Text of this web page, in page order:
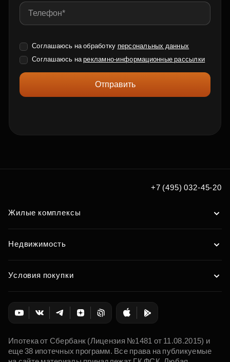
Соглашаюсь на обработку персональных данных
Соглашаюсь нарекламно-информационные рассылки
Отправить
+7 (495) 032-45-20
Жилые комплексы
Недвижимость
Условия покупки
Ипотека от Сбербанк (Лицензия №1481 от 11.08.2015) и
еще 38 ипотечных программ. Все права на публикуемые